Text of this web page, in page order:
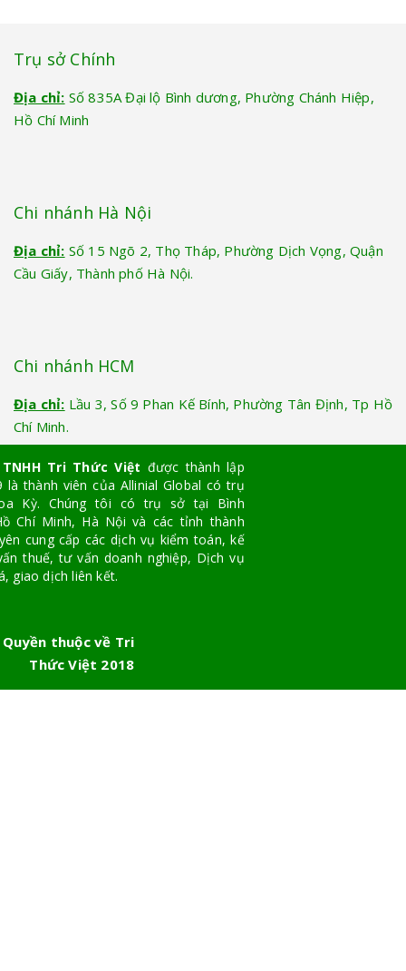
Trụ sở Chính
Địa chỉ: Số 835A Đại lộ Bình dương, Phường Chánh Hiệp,
Hồ Chí Minh
Chi nhánh Hà Nội
Địa chỉ: Số 15 Ngõ 2, Thọ Tháp, Phường Dịch Vọng, Quận
Cầu Giấy, Thành phố Hà Nội.
Chi nhánh HCM
Địa chỉ: Lầu 3, Số 9 Phan Kế Bính, Phường Tân Định, Tp Hồ
Chí Minh.
Tri Thức Việt được thành lập
là thành viên của Allinial Global có trụ
Kỳ. Chúng tôi có trụ sở tại Bình
Chí Minh, Hà Nội và các tỉnh thành
cung cấp các dịch vụ kiểm toán, kế
thuế, tư vấn doanh nghiệp, Dịch vụ
giao dịch liên kết.
Quyền thuộc về Tri
Thức Việt 2018